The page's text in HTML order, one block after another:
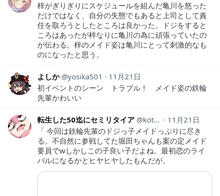
梓がぎりぎりにスケジュールを組んだ亀川を怒った
だけではなく、自分の失態でもあると上司として責
任を取ろうとしたところは良かった。ドジをすると
ころはあったが梓なりに亀川の為に頑張っていたの
が伝わる。梓のメイド姿は亀川にとって刺激的なも
のになったと思う。
よしか yosika501
11月21日
初イベントのシーン トラブル！ メイド姿の鉄輪
先輩かわいい
転生した50迄にセミリタイア kotahinshi2
11月21日
「 今回は鉄輪先輩のドジっ子メイドっぷりに尽き
る。不自然に参戦してた堀田ちゃんも案の定メイド
要員でwしかしこの子良い子だよね。最初恋のライ
バルになるかとヒヤヒヤしたもんだが。